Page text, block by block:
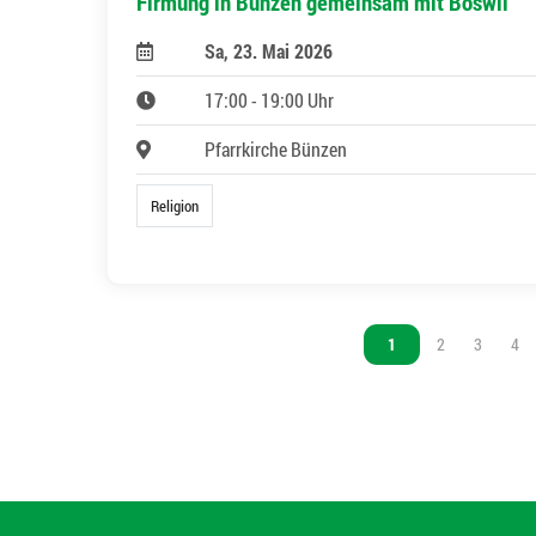
Sa, 23. Mai 2026
17:00 - 19:00 Uhr
Pfarrkirche Bünzen
Religion
Vous êtes sur la page
1 Vous êtes sur la
2 Vous
3 4